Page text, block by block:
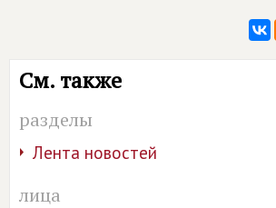
См. также
разделы
Лента новостей
лица